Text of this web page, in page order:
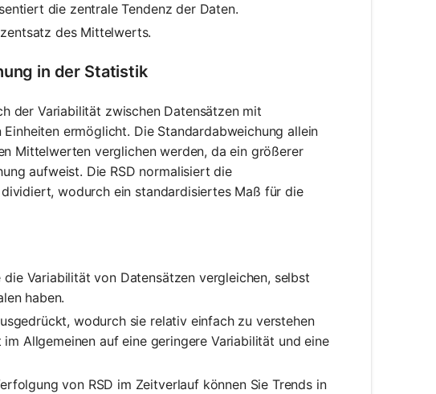
die zentrale Tendenz der Daten.
des Mittelwerts.
in der Statistik
der Variabilität zwischen Datensätzen mit
ermöglicht. Die Standardabweichung allein
Mittelwerten verglichen werden, da ein größerer
aufweist. Die RSD normalisiert die
wodurch ein standardisiertes Maß für die
die Variabilität von Datensätzen vergleichen, selbst
haben.
wodurch sie relativ einfach zu verstehen
Allgemeinen auf eine geringere Variabilität und eine
von RSD im Zeitverlauf können Sie Trends in